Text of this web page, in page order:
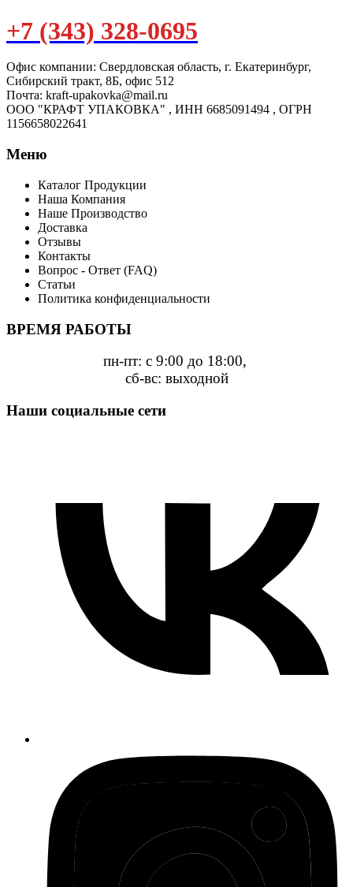
+7 (343) 328-0695
Офис компании: Свердловская область, г. Екатеринбург,
Сибирский тракт, 8Б, офис 512
Почта: kraft-upakovka@mail.ru
ООО "КРАФТ УПАКОВКА" , ИНН 6685091494 , ОГРН
1156658022641
Меню
Каталог Продукции
Наша Компания
Наше Производство
Доставка
Отзывы
Контакты
Вопрос - Ответ (FAQ)
Статьи
Политика конфиденциальности
ВРЕМЯ РАБОТЫ
пн-пт: с 9:00 до 18:00,
сб-вс: выходной
Наши социальные сети